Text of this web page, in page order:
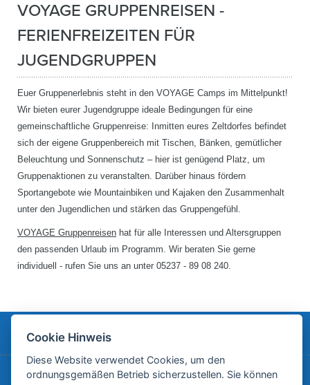
VOYAGE GRUPPENREISEN -
FERIENFREIZEITEN FÜR
JUGENDGRUPPEN
Euer Gruppenerlebnis steht in den VOYAGE Camps im Mittelpunkt!
Wir bieten eurer Jugendgruppe ideale Bedingungen für eine
gemeinschaftliche Gruppenreise: Inmitten eures Zeltdorfes befindet
sich der eigene Gruppenbereich mit Tischen, Bänken, gemütlicher
Beleuchtung und Sonnenschutz – hier ist genügend Platz, um
Gruppenaktionen zu veranstalten. Darüber hinaus fördern
Sportangebote wie Mountainbiken und Kajaken den Zusammenhalt
unter den Jugendlichen und stärken das Gruppengefühl.
VOYAGE Gruppenreisen hat für alle Interessen und Altersgruppen
den passenden Urlaub im Programm. Wir beraten Sie gerne
individuell - rufen Sie uns an unter 05237 - 89 08 240.
EURE REISE MIT VOYAGE
Cookie Hinweis
Diese Website verwendet Cookies, um den
ordnungsgemäßen Betrieb sicherzustellen. Sie können